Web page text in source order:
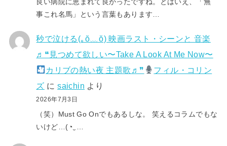
事これ名馬」という言葉もあります…
秒で泣ける(⁠｡⁠ŏ⁠﹏⁠ŏ⁠) 映画ラスト・シーンと 音楽
♬❝見つめて欲しい〜Take A Look At Me Now〜
カリブの熱い夜 主題歌♬❞
フィル・コリン
ズ にsaichin より
2026年7月3日
（笑）Must Go Onでもあるしな。 笑えるコラムでもな
いけど…(⁠◔⁠‿⁠…